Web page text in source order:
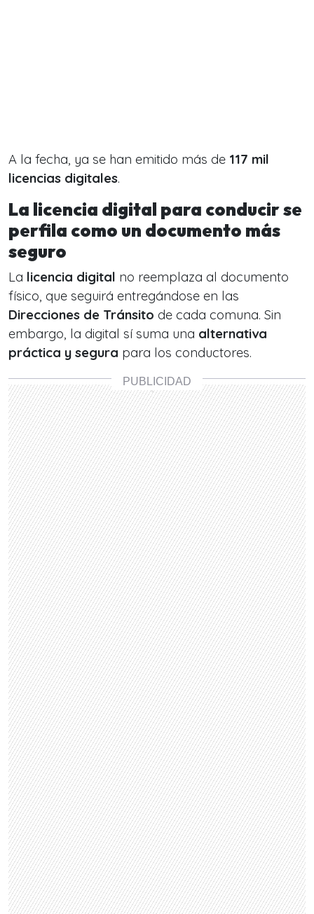
A la fecha, ya se han emitido más de 117 mil
licencias digitales.
La licencia digital para conducir se
perfila como un documento más
seguro
La licencia digital no reemplaza al documento
físico, que seguirá entregándose en las
Direcciones de Tránsito de cada comuna. Sin
embargo, la digital sí suma una alternativa
práctica y segura para los conductores.